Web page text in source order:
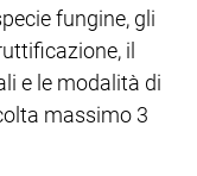
fungine, gli
il
e le modalità di
massimo 3